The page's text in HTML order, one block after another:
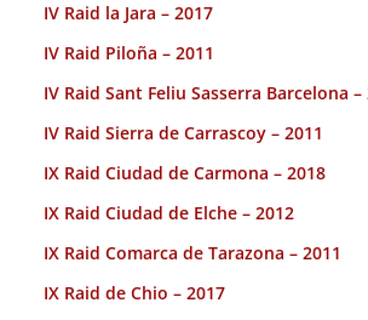
IV Raid la Jara – 2017
IV Raid Piloña – 2011
IV Raid Sant Feliu Sasserra Barcelona –
IV Raid Sierra de Carrascoy – 2011
IX Raid Ciudad de Carmona – 2018
IX Raid Ciudad de Elche – 2012
IX Raid Comarca de Tarazona – 2011
IX Raid de Chio – 2017